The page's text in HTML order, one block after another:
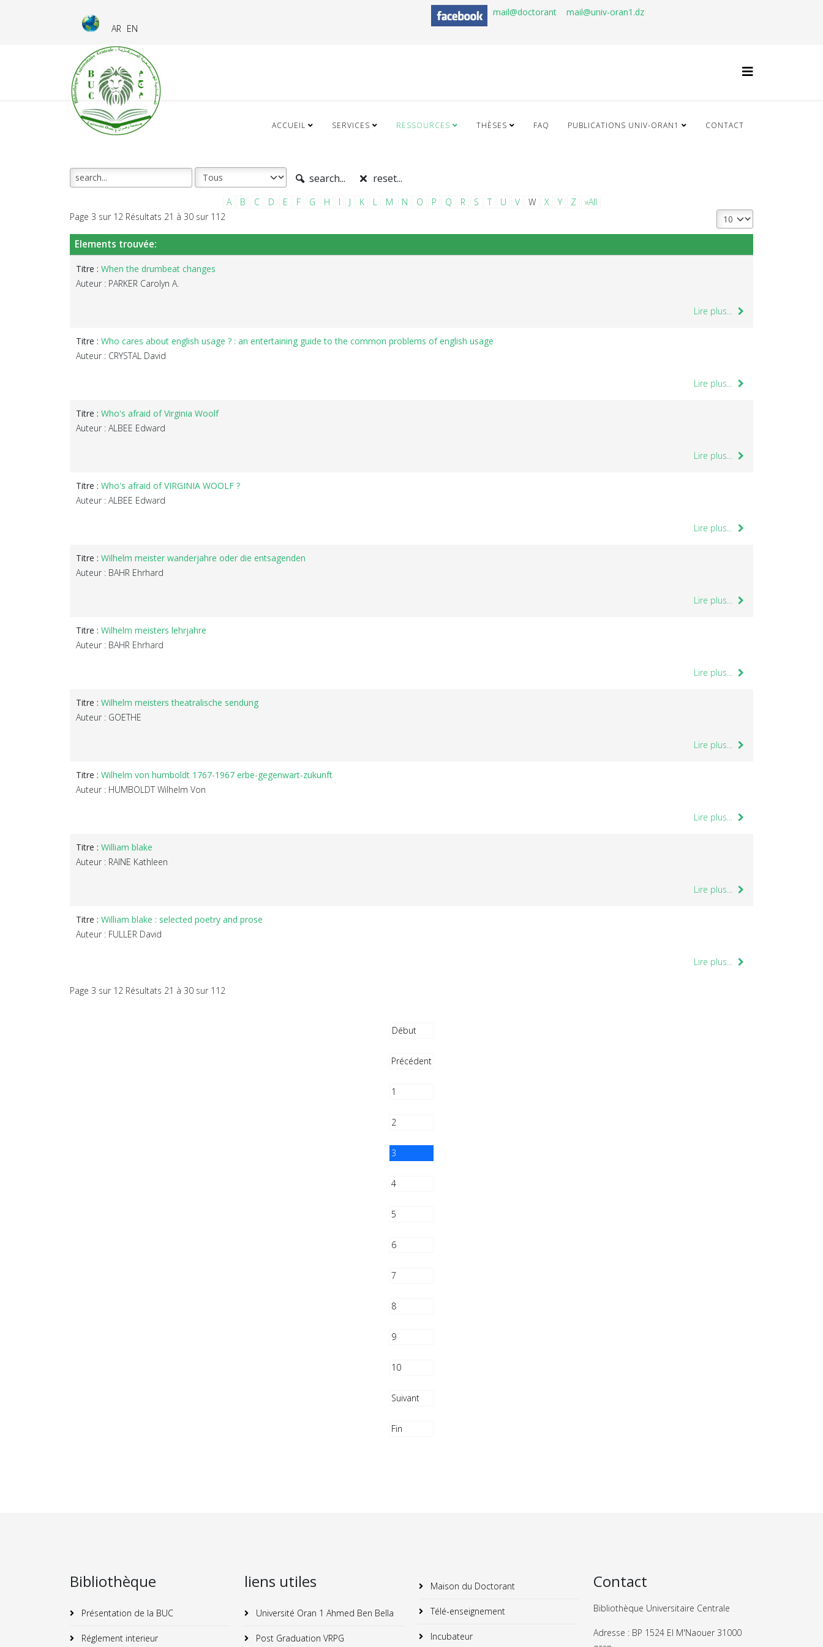
AR EN
mail@doctorant mail@univ-oran1.dz
ACCUEIL SERVICES RESSOURCES THÈSES FAQ PUBLICATIONS UNIV-ORAN1 CONTACT
search... reset...
A B C D E F G H I J K L M N O P Q R S T U V W X Y Z
»All
Page 3 sur 12 Résultats 21 à 30 sur 112
Elements trouvée:
Titre : When the drumbeat changes
Auteur : PARKER Carolyn A.
Lire plus...
Titre : Who cares about english usage ? : an entertaining guide to the common problems of english usage
Auteur : CRYSTAL David
Lire plus...
Titre : Who's afraid of Virginia Woolf
Auteur : ALBEE Edward
Lire plus...
Titre : Who's afraid of VIRGINIA WOOLF ?
Auteur : ALBEE Edward
Lire plus...
Titre : Wilhelm meister wanderjahre oder die entsagenden
Auteur : BAHR Ehrhard
Lire plus...
Titre : Wilhelm meisters lehrjahre
Auteur : BAHR Ehrhard
Lire plus...
Titre : Wilhelm meisters theatralische sendung
Auteur : GOETHE
Lire plus...
Titre : Wilhelm von humboldt 1767-1967 erbe-gegenwart-zukunft
Auteur : HUMBOLDT Wilhelm Von
Lire plus...
Titre : William blake
Auteur : RAINE Kathleen
Lire plus...
Titre : William blake : selected poetry and prose
Auteur : FULLER David
Lire plus...
Page 3 sur 12 Résultats 21 à 30 sur 112
Début
Précédent
1
2
3
4
5
6
7
8
9
10
Suivant
Fin
Bibliothèque
Présentation de la BUC
Réglement interieur
liens utiles
Université Oran 1 Ahmed Ben Bella
Post Graduation VRPG
Maison du Doctorant
Télé-enseignement
Incubateur
Contact
Bibliothèque Universitaire Centrale
Adresse : BP 1524 El M'Naouer 31000